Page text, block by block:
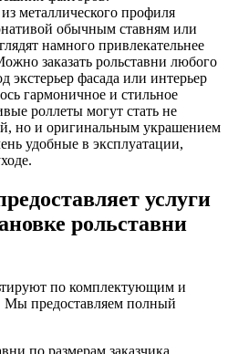
металлического профиля
обычным ставням или
намного привлекательнее
заказать рольставни любого
экстерьер фасада или интерьер
гармоничное и стильное
роллеты могут стать не
но и оригинальным украшением
удобные в эксплуатации,
услуги
рольставни
по комплектующим и
Мы предоставляем полный
по размерам заказчика.